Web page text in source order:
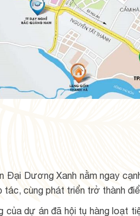
Đại Dương Xanh nằm ngay
tác, cùng phát triển trở thành
của dự án đã hội tụ hàng loạt